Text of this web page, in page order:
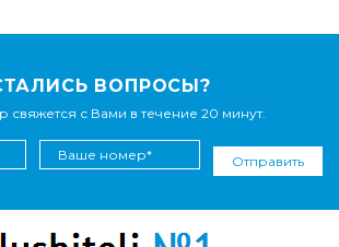
ВОПРОСЫ?
с Вами в течение 20 минут.
Отправить